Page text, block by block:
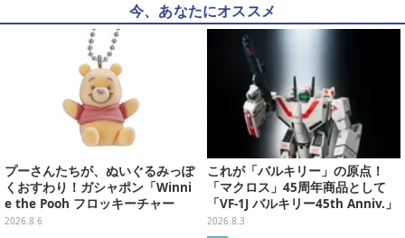
今、あなたにオススメ
プーさんたちが、ぬいぐるみっぽ
くおすわり！ガシャポン「Winni
e the Pooh フロッキーチャー
ム」ふわふわでどれも可愛い全4
2026.8.6
これが「バルキリー」の原点！
「マクロス」45周年商品として
「VF-1J バルキリー45th Anniv.」
が予約開始
2026.8.3